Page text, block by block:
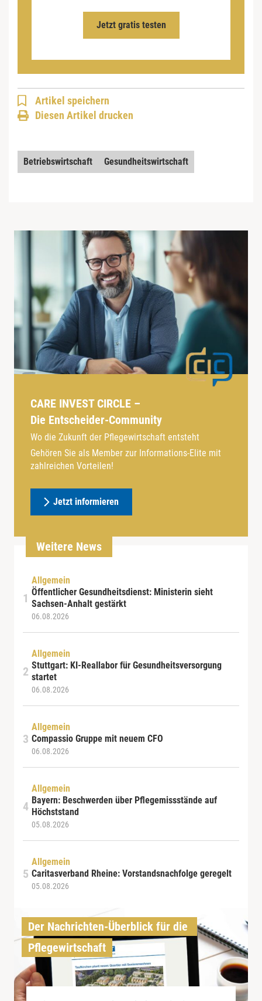
Jetzt gratis testen
Artikel speichern
Diesen Artikel drucken
Betriebswirtschaft Gesundheitswirtschaft
CARE INVEST CIRCLE –
Die Entscheider-Community
Wo die Zukunft der Pflegewirtschaft entsteht
Gehören Sie als Member zur Informations-Elite mit
zahlreichen Vorteilen!
Jetzt informieren
Weitere News
Allgemein
Öffentlicher Gesundheitsdienst: Ministerin sieht
Sachsen-Anhalt gestärkt
06.08.2026
Allgemein
Stuttgart: KI-Reallabor für Gesundheitsversorgung
startet
06.08.2026
Allgemein
Compassio Gruppe mit neuem CFO
06.08.2026
Allgemein
Bayern: Beschwerden über Pflegemissstände auf
Höchststand
05.08.2026
Allgemein
Caritasverband Rheine: Vorstandsnachfolge geregelt
05.08.2026
Der Nachrichten-Überblick für die
Pflegewirtschaft